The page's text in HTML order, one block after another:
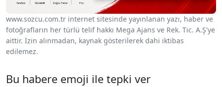
www.sozcu.com.tr internet sitesinde yayınlanan yazı, haber ve
fotoğrafların her türlü telif hakkı Mega Ajans ve Rek. Tic. A.Ş'ye
aittir. İzin alınmadan, kaynak gösterilerek dahi iktibas
edilemez.
Bu habere emoji ile tepki ver